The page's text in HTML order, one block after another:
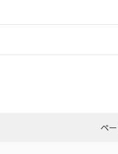
ダウンロードはこちらペ